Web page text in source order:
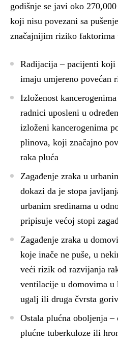
godišnje se javi oko
koji nisu povezani sa
značajnijim riziko faktorima
Radijacija– pacijenti koji
imaju umjereno povećan
Izloženost
radnici uposleni u
izloženi kancerogenima
plinova, koji značajno
raka pluća
Zagađenje zraka u
dokazi da je stopa
urbanim sredinama u
pripisuje većoj stopi
Zagađenje zraka u
koje inače ne puše, u
veći rizik od razvijanja
ventilacije u domovima u
ugalj ili druga čvrsta
Ostala plućna oboljenja–
plućne tuberkuloze ili